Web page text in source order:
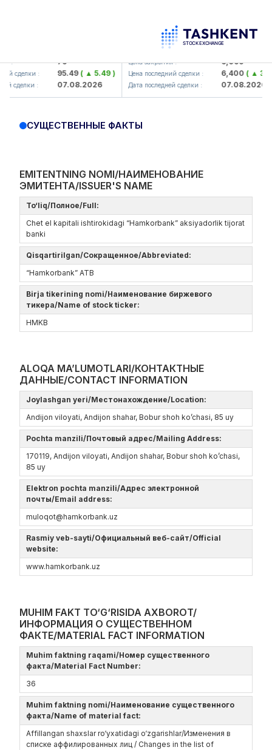
79
сделки : 95.49( ▲ 5.49 )
сделки : 07.08.2026
UZMK (<O'zmetkombinat> AJ)
Цена закрытия : 6,099
Цена последний сделки : 6,400( ▲
Дата последней сделки : 07.08.2026
СУЩЕСТВЕННЫЕ ФАКТЫ
EMITENTNING NOMI/НАИМЕНОВАНИЕ
ЭМИТЕНТА/ISSUER'S NAME
To‘liq/Полное/Full:
Chet el kapitali ishtirokidagi “Hamkorbank” aksiyadorlik tijorat
banki
Qisqartirilgan/Сокращенное/Abbreviated:
“Hamkorbank” ATB
Birja tikerining nomi/Наименование биржевого
тикера/Name of stock ticker:
HMKB
ALOQA MA’LUMOTLARI/КОНТАКТНЫЕ
ДАННЫЕ/CONTACT INFORMATION
Joylashgan yeri/Местонахождение/Location:
Andijon viloyati, Andijon shahar, Bobur shoh ko’chasi, 85 uy
Pochta manzili/Почтовый адрес/Mailing Address:
170119, Andijon viloyati, Andijon shahar, Bobur shoh ko’chasi,
85 uy
Elektron pochta manzili/Адрес электронной
почты/Email address:
muloqot@hamkorbank.uz
Rasmiy veb-sayti/Официальный веб-сайт/Official
website:
www.hamkorbank.uz
MUHIM FAKT TO‘G‘RISIDA AXBOROT/
ИНФОРМАЦИЯ О СУЩЕСТВЕННОМ
ФАКТЕ/MATERIAL FACT INFORMATION
Muhim faktning raqami/Номер существенного
факта/Material Fact Number:
36
Muhim faktning nomi/Наименование существенного
факта/Name of material fact:
Affillangan shaxslar ro‘yxatidagi o‘zgarishlar/Изменения в
списке аффилированных лиц / Changes in the list of